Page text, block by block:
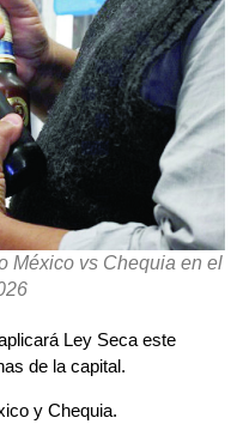
México vs Chequia en el
Ley Seca este
de la capital.
y Chequia.